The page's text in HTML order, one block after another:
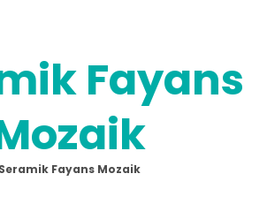
Fayans
Seramik Fayans Mozaik